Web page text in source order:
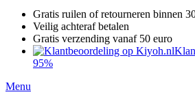
Gratis ruilen of retourneren binnen
Veilig achteraf betalen
Gratis verzending vanaf 50 euro
95%
Menu